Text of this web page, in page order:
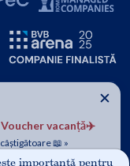
importantă pentru
vacanță✈️
📖 »
✕
Reg. Com.